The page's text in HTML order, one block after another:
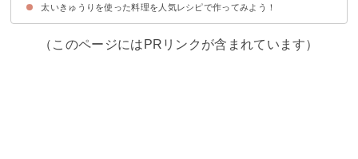
①太いきゅうりとナスの味噌炒め
②太いきゅうりのピリ辛炒め
③太いきゅうりのチャンプルー
④太いきゅうりのおかか炒め
⑤おばけきゅうりの中華炒め
太いきゅうりを使った料理を人気レシピで作ってみよう！
（このページにはPRリンクが含まれています）